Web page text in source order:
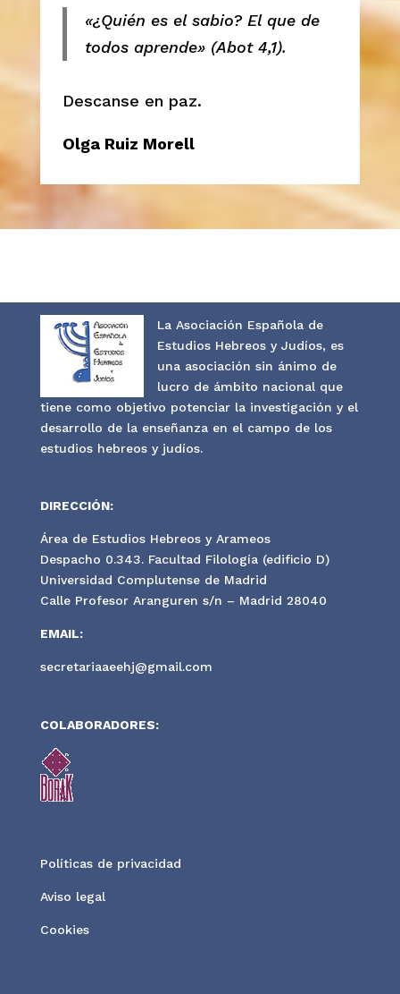
«¿Quién es el sabio? El que de
todos aprende» (Abot 4,1).
Descanse en paz.
Olga Ruiz Morell
La Asociación Española de
Estudios Hebreos y Judíos, es
una asociación sin ánimo de
lucro de ámbito nacional que
tiene como objetivo potenciar la investigación y el
desarrollo de la enseñanza en el campo de los
estudios hebreos y judíos.
DIRECCIÓN:
Área de Estudios Hebreos y Arameos
Despacho 0.343. Facultad Filología (edificio D)
Universidad Complutense de Madrid
Calle Profesor Aranguren s/n – Madrid 28040
EMAIL:
secretariaaeehj@gmail.com
COLABORADORES:
Políticas de privacidad
Aviso legal
Cookies